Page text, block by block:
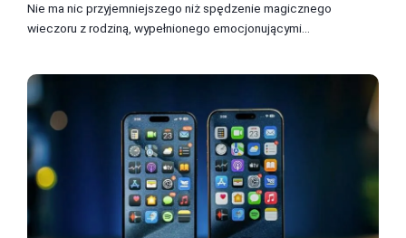
Nie ma nic przyjemniejszego niż spędzenie magicznego
wieczoru z rodziną, wypełnionego emocjonującymi...